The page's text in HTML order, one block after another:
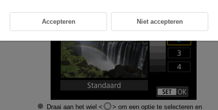
Draai aan het wiel
om een optie te selecteren en
Accepteren Niet accepteren